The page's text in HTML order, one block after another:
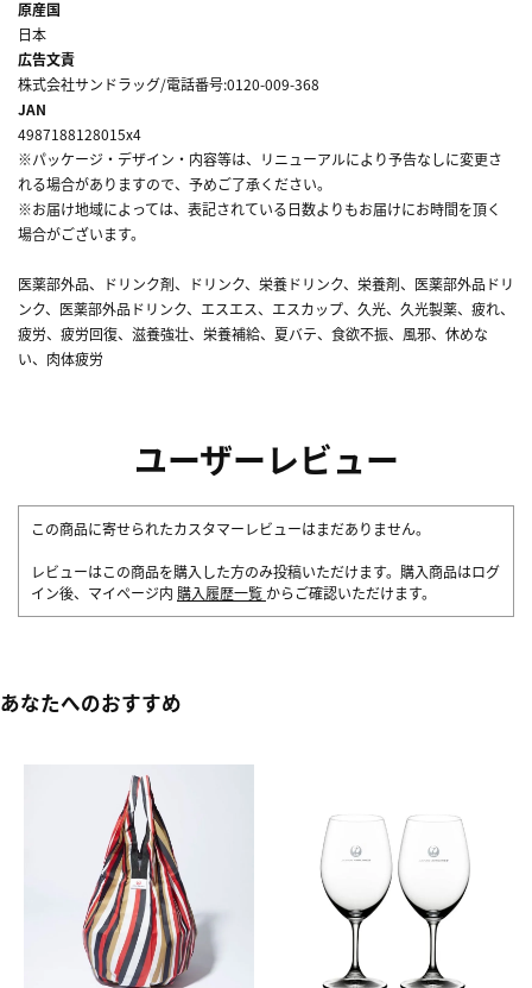
原産国
日本
広告文責
株式会社サンドラッグ/電話番号:0120-009-368
JAN
4987188128015x4
※パッケージ・デザイン・内容等は、リニューアルにより予告なしに変更さ
れる場合がありますので、予めご了承ください。
※お届け地域によっては、表記されている日数よりもお届けにお時間を頂く
場合がございます。
医薬部外品、ドリンク剤、ドリンク、栄養ドリンク、栄養剤、医薬部外品ドリ
ンク、医薬部外品ドリンク、エスエス、エスカップ、久光、久光製薬、疲れ、
疲労、疲労回復、滋養強壮、栄養補給、夏バテ、食欲不振、風邪、休めな
い、肉体疲労
ユーザーレビュー
この商品に寄せられたカスタマーレビューはまだありません。
レビューはこの商品を購入した方のみ投稿いただけます。購入商品はログ
イン後、マイページ内 購入履歴一覧 からご確認いただけます。
あなたへのおすすめ